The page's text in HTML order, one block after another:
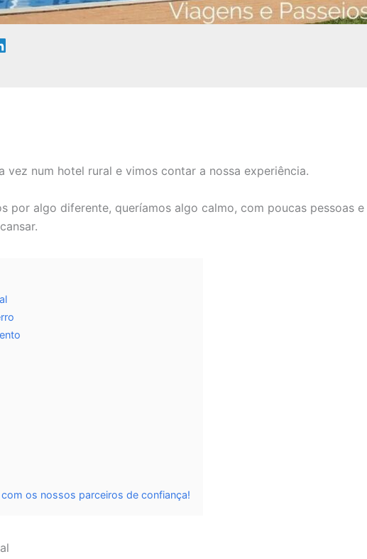
vez num hotel rural e vimos contar a nossa experiência.
por algo diferente, queríamos algo calmo, com poucas pessoas e
com os nossos parceiros de confiança!